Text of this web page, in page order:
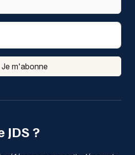
?
Je m'abonne